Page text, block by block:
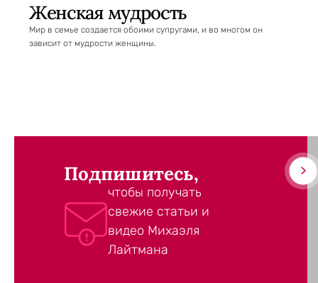
Женская мудрость
Мир в семье создается обоими супругами, и во многом он
зависит от мудрости женщины.
Подпишитесь,
чтобы получать
свежие статьи и
видео Михаэля
Лайтмана